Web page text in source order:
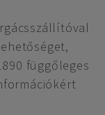
függőleges